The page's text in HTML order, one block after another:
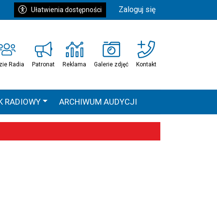
Ułatwienia dostępności Zaloguj się
Radia Patronat Reklama Galerie zdjęć Kontakt
RADIOWY ARCHIWUM AUDYCJI
HEAVEN TOUR